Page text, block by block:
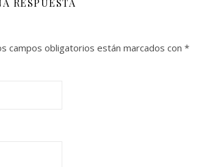
RESPUESTA
campos obligatorios están marcados con *